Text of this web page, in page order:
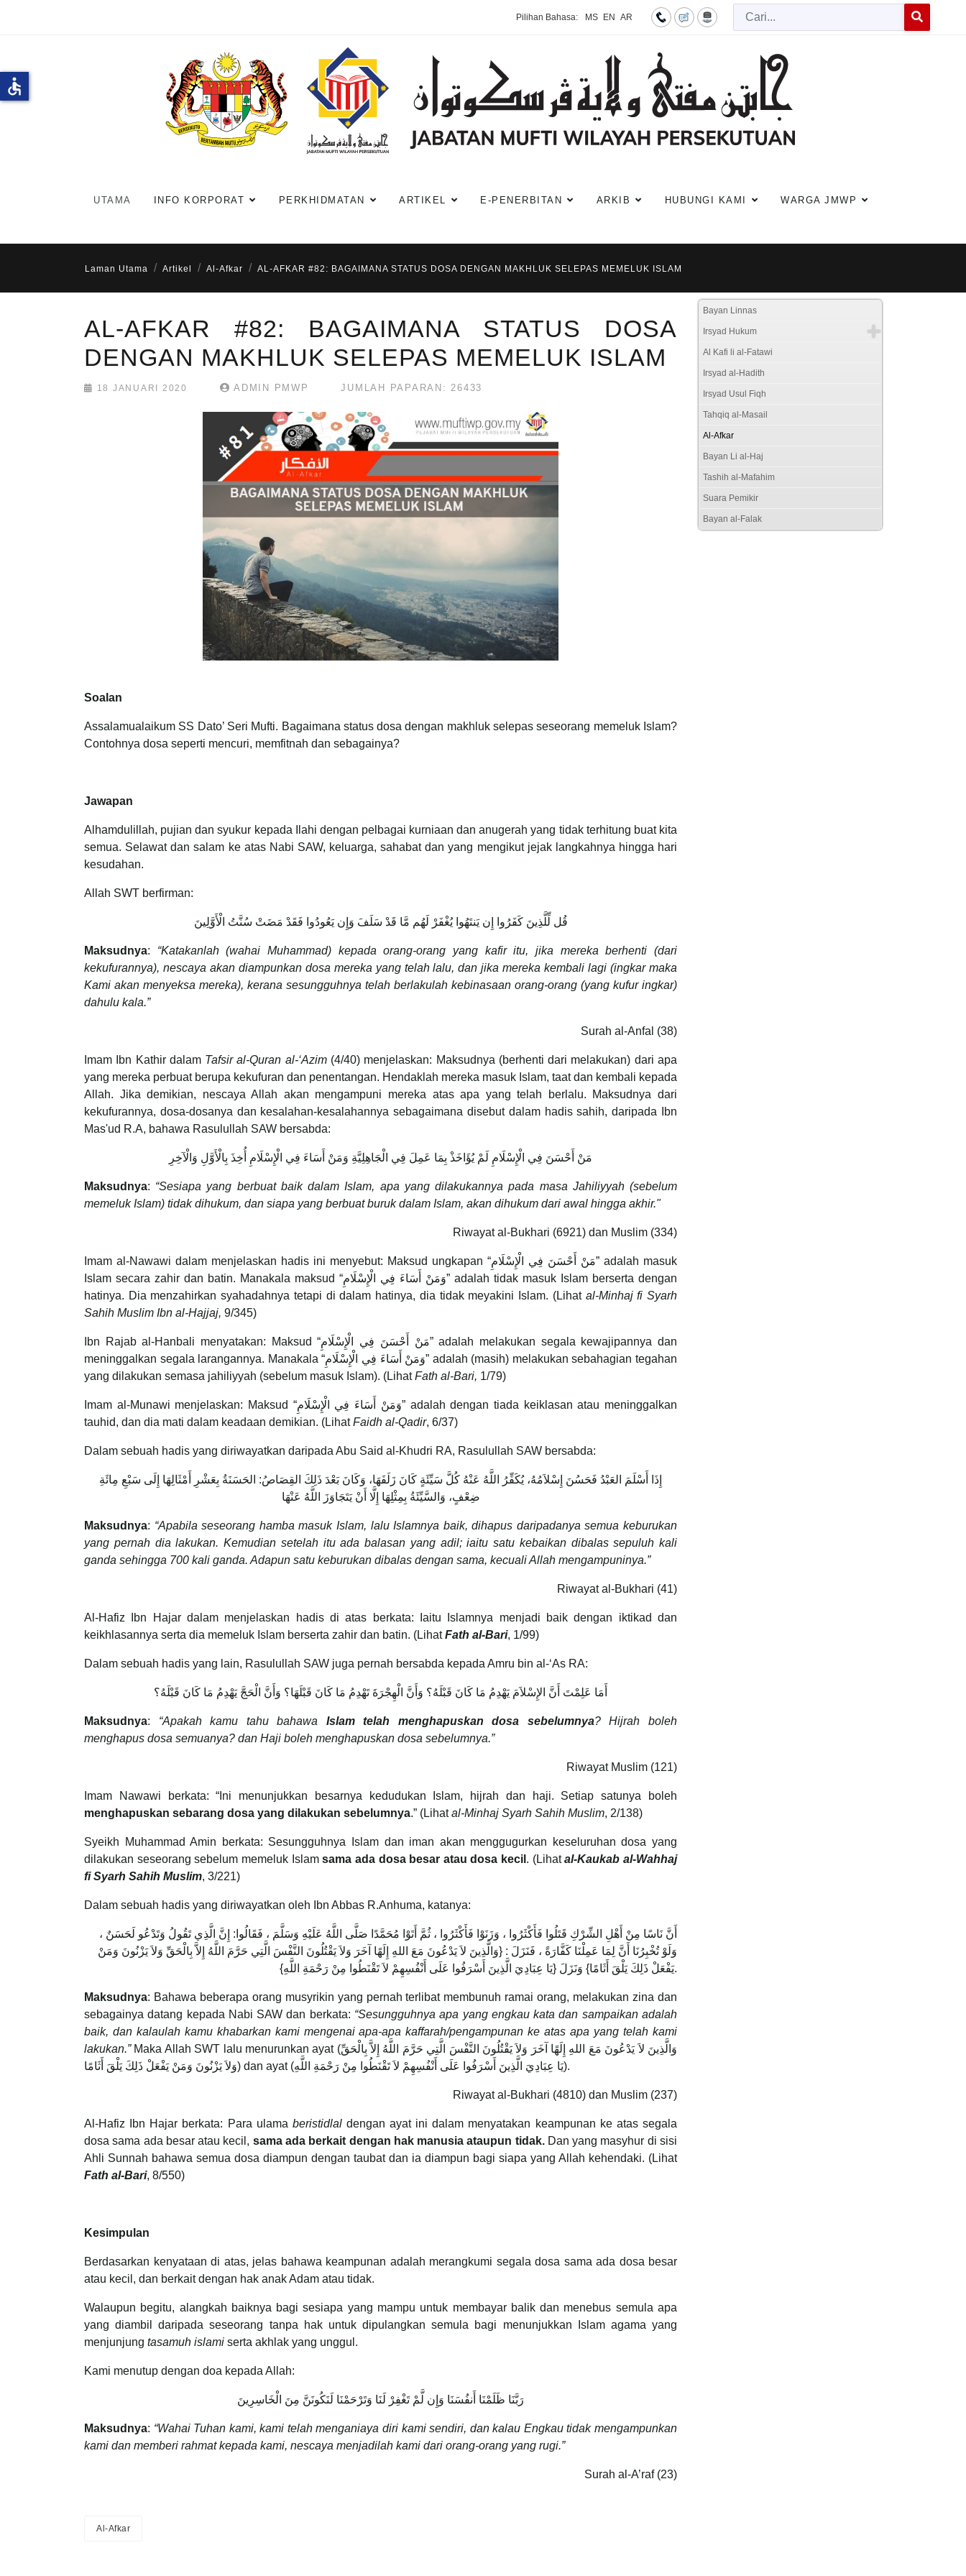
Pilihan Bahasa: MS EN AR
Cari
UTAMA INFO KORPORAT PERKHIDMATAN ARTIKEL E-PENERBITAN ARKIB HUBUNGI KAMI WARGA JMWP
Laman Utama Artikel Al-Afkar AL-AFKAR #82: BAGAIMANA STATUS DOSA DENGAN MAKHLUK SELEPAS MEMELUK ISLAM
AL-AFKAR #82: BAGAIMANA STATUS DOSA
DENGAN MAKHLUK SELEPAS MEMELUK ISLAM
18 JANUARI 2020 ADMIN PMWP JUMLAH PAPARAN: 26433
Soalan
Assalamualaikum SS Dato’ Seri Mufti. Bagaimana status dosa dengan makhluk selepas seseorang memeluk Islam?
Contohnya dosa seperti mencuri, memfitnah dan sebagainya?
Jawapan
Alhamdulillah, pujian dan syukur kepada Ilahi dengan pelbagai kurniaan dan anugerah yang tidak terhitung buat kita
semua. Selawat dan salam ke atas Nabi SAW, keluarga, sahabat dan yang mengikut jejak langkahnya hingga hari
kesudahan.
Allah SWT berfirman:
قُل لِّلَّذِينَ كَفَرُوا إِن يَنتَهُوا يُغْفَرْ لَهُم مَّا قَدْ سَلَفَ وَإِن يَعُودُوا فَقَدْ مَضَتْ سُنَّتُ الْأَوَّلِينَ
Maksudnya: “Katakanlah (wahai Muhammad) kepada orang-orang yang kafir itu, jika mereka berhenti (dari
kekufurannya), nescaya akan diampunkan dosa mereka yang telah lalu, dan jika mereka kembali lagi (ingkar maka
Kami akan menyeksa mereka), kerana sesungguhnya telah berlakulah kebinasaan orang-orang (yang kufur ingkar)
dahulu kala.”
Surah al-Anfal (38)
Imam Ibn Kathir dalam Tafsir al-Quran al-‘Azim (4/40) menjelaskan: Maksudnya (berhenti dari melakukan) dari apa
yang mereka perbuat berupa kekufuran dan penentangan. Hendaklah mereka masuk Islam, taat dan kembali kepada
Allah. Jika demikian, nescaya Allah akan mengampuni mereka atas apa yang telah berlalu. Maksudnya dari
kekufurannya, dosa-dosanya dan kesalahan-kesalahannya sebagaimana disebut dalam hadis sahih, daripada Ibn
Mas'ud R.A, bahawa Rasulullah SAW bersabda:
مَنْ أَحْسَنَ فِي الْإِسْلَامِ لَمْ يُؤَاخَذْ بِمَا عَمِلَ فِي الْجَاهِلِيَّةِ وَمَنْ أَسَاءَ فِي الْإِسْلَامِ أُخِذَ بِالْأَوَّلِ وَالْآخِرِ
Maksudnya: “Sesiapa yang berbuat baik dalam Islam, apa yang dilakukannya pada masa Jahiliyyah (sebelum
memeluk Islam) tidak dihukum, dan siapa yang berbuat buruk dalam Islam, akan dihukum dari awal hingga akhir."
Riwayat al-Bukhari (6921) dan Muslim (334)
Imam al-Nawawi dalam menjelaskan hadis ini menyebut: Maksud ungkapan “مَنْ أَحْسَنَ فِي الْإِسْلَامِ” adalah masuk
Islam secara zahir dan batin. Manakala maksud “وَمَنْ أَسَاءَ فِي الْإِسْلَامِ” adalah tidak masuk Islam berserta dengan
hatinya. Dia menzahirkan syahadahnya tetapi di dalam hatinya, dia tidak meyakini Islam. (Lihat al-Minhaj fi Syarh
Sahih Muslim Ibn al-Hajjaj, 9/345)
Ibn Rajab al-Hanbali menyatakan: Maksud “مَنْ أَحْسَنَ فِي الْإِسْلَامِ” adalah melakukan segala kewajipannya dan
meninggalkan segala larangannya. Manakala “وَمَنْ أَسَاءَ فِي الْإِسْلَامِ” adalah (masih) melakukan sebahagian tegahan
yang dilakukan semasa jahiliyyah (sebelum masuk Islam). (LihatFath al-Bari, 1/79)
Imam al-Munawi menjelaskan: Maksud “وَمَنْ أَسَاءَ فِي الْإِسْلَامِ” adalah dengan tiada keiklasan atau meninggalkan
tauhid, dan dia mati dalam keadaan demikian. (LihatFaidh al-Qadir, 6/37)
Dalam sebuah hadis yang diriwayatkan daripada Abu Said al-Khudri RA, Rasulullah SAW bersabda:
إِذَا أَسْلَمَ العَبْدُ فَحَسُنَ إِسْلاَمُهُ، يُكَفِّرُ اللَّهُ عَنْهُ كُلَّ سَيِّئَةٍ كَانَ زَلَفَهَا، وَكَانَ بَعْدَ ذَلِكَ القِصَاصُ: الحَسَنَةُ بِعَشْرِ أَمْثَالِهَا إِلَى سَبْعِ مِائَةِ
ضِعْفٍ، وَالسَّيِّئَةُ بِمِثْلِهَا إِلَّا أَنْ يَتَجَاوَزَ اللَّهُ عَنْهَا
Maksudnya: “Apabila seseorang hamba masuk Islam, lalu Islamnya baik, dihapus daripadanya semua keburukan
yang pernah dia lakukan. Kemudian setelah itu ada balasan yang adil; iaitu satu kebaikan dibalas sepuluh kali
ganda sehingga 700 kali ganda. Adapun satu keburukan dibalas dengan sama, kecuali Allah mengampuninya.”
Riwayat al-Bukhari (41)
Al-Hafiz Ibn Hajar dalam menjelaskan hadis di atas berkata: Iaitu Islamnya menjadi baik dengan iktikad dan
keikhlasannya serta dia memeluk Islam berserta zahir dan batin. (LihatFath al-Bari, 1/99)
Dalam sebuah hadis yang lain, Rasulullah SAW juga pernah bersabda kepada Amru bin al-‘As RA:
أَمَا عَلِمْتَ أَنَّ الإِسْلاَمَ يَهْدِمُ مَا كَانَ قَبْلَهُ؟ وَأَنَّ الْهِجْرَةَ تَهْدِمُ مَا كَانَ قَبْلَهَا؟ وَأَنَّ الْحَجَّ يَهْدِمُ مَا كَانَ قَبْلَهُ؟
Maksudnya: “Apakah kamu tahu bahawa Islam telah menghapuskan dosa sebelumnya? Hijrah boleh
menghapus dosa semuanya? dan Haji boleh menghapuskan dosa sebelumnya.”
Riwayat Muslim (121)
Imam Nawawi berkata: “Ini menunjukkan besarnya kedudukan Islam, hijrah dan haji. Setiap satunya boleh
menghapuskan sebarang dosa yang dilakukan sebelumnya.” (Lihatal-Minhaj Syarh Sahih Muslim, 2/138)
Syeikh Muhammad Amin berkata: Sesungguhnya Islam dan iman akan menggugurkan keseluruhan dosa yang
dilakukan seseorang sebelum memeluk Islamsama ada dosa besar atau dosa kecil . (Lihatal-Kaukab al-Wahhaj
fi Syarh Sahih Muslim, 3/221)
Dalam sebuah hadis yang diriwayatkan oleh Ibn Abbas R.Anhuma, katanya:
أَنَّ نَاسًا مِنْ أَهْلِ الشِّرْكِ قَتَلُوا فَأَكْثَرُوا ، وَزَنَوْا فَأَكْثَرُوا ، ثُمَّ أَتَوْا مُحَمَّدًا صَلَّى اللَّهُ عَلَيْهِ وَسَلَّمَ ، فَقَالُوا: إِنَّ الَّذِي تَقُولُ وَتَدْعُو لَحَسَنٌ ،
وَلَوْ تُخْبِرُنَا أَنَّ لِمَا عَمِلْنَا كَفَّارَةً ، فَنَزَلَ : {وَالَّذِينَ لاَ يَدْعُونَ مَعَ اللهِ إِلَهًا آخَرَ وَلاَ يَقْتُلُونَ النَّفْسَ الَّتِي حَرَّمَ اللَّهُ إِلاَّ بِالْحَقِّ وَلاَ يَزْنُونَ وَمَنْ
يَفْعَلْ ذَلِكَ يَلْقَ أَثَامًا} وَنَزَلَ {يَا عِبَادِيَ الَّذِينَ أَسْرَفُوا عَلَى أَنْفُسِهِمْ لاَ تَقْنَطُوا مِنْ رَحْمَةِ اللَّهِ}.
Maksudnya: Bahawa beberapa orang musyrikin yang pernah terlibat membunuh ramai orang, melakukan zina dan
sebagainya datang kepada Nabi SAW dan berkata: “Sesungguhnya apa yang engkau kata dan sampaikan adalah
baik, dan kalaulah kamu khabarkan kami mengenai apa-apa kaffarah/pengampunan ke atas apa yang telah kami
lakukan.”Maka Allah SWT lalu menurunkan ayat (وَالَّذِينَ لاَ يَدْعُونَ مَعَ اللهِ إِلَهًا آخَرَ وَلاَ يَقْتُلُونَ النَّفْسَ الَّتِي حَرَّمَ اللَّهُ إِلاَّ بِالْحَقِّ
وَلاَ يَزْنُونَ وَمَنْ يَفْعَلْ ذَلِكَ يَلْقَ أَثَامًا) dan ayat (يَا عِبَادِيَ الَّذِينَ أَسْرَفُوا عَلَى أَنْفُسِهِمْ لاَ تَقْنَطُوا مِنْ رَحْمَةِ اللَّهِ).
Riwayat al-Bukhari (4810) dan Muslim (237)
Al-Hafiz Ibn Hajar berkata: Para ulama beristidlaldengan ayat ini dalam menyatakan keampunan ke atas segala
dosa sama ada besar atau kecil, sama ada berkait dengan hak manusia ataupun tidak.Dan yang masyhur di sisi
Ahli Sunnah bahawa semua dosa diampun dengan taubat dan ia diampun bagi siapa yang Allah kehendaki. (Lihat
Fath al-Bari, 8/550)
Kesimpulan
Berdasarkan kenyataan di atas, jelas bahawa keampunan adalah merangkumi segala dosa sama ada dosa besar
atau kecil, dan berkait dengan hak anak Adam atau tidak.
Walaupun begitu, alangkah baiknya bagi sesiapa yang mampu untuk membayar balik dan menebus semula apa
yang diambil daripada seseorang tanpa hak untuk dipulangkan semula bagi menunjukkan Islam agama yang
menjunjung tasamuh islami serta akhlak yang unggul.
Kami menutup dengan doa kepada Allah:
رَبَّنَا ظَلَمْنَا أَنفُسَنَا وَإِن لَّمْ تَغْفِرْ لَنَا وَتَرْحَمْنَا لَنَكُونَنَّ مِنَ الْخَاسِرِينَ
Maksudnya: “Wahai Tuhan kami, kami telah menganiaya diri kami sendiri, dan kalau Engkau tidak mengampunkan
kami dan memberi rahmat kepada kami, nescaya menjadilah kami dari orang-orang yang rugi.”
Surah al-A’raf (23)
Al-Afkar
Bayan Linnas
Irsyad Hukum
Al Kafi li al-Fatawi
Irsyad al-Hadith
Irsyad Usul Fiqh
Tahqiq al-Masail
Al-Afkar
Bayan Li al-Haj
Tashih al-Mafahim
Suara Pemikir
Bayan al-Falak
accessible